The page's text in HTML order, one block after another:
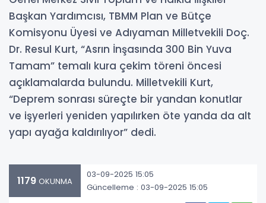
Başkan Yardımcısı, TBMM Plan ve Bütçe
Komisyonu Üyesi ve Adıyaman Milletvekili Doç.
Dr. Resul Kurt, “Asrın İnşasında 300 Bin Yuva
Tamam” temalı kura çekim töreni öncesi
açıklamalarda bulundu. Milletvekili Kurt,
“Deprem sonrası süreçte bir yandan konutlar
ve işyerleri yeniden yapılırken öte yanda da alt
yapı ayağa kaldırılıyor” dedi.
1179 OKUNMA
03-09-2025 15:05
Güncelleme : 03-09-2025 15:05